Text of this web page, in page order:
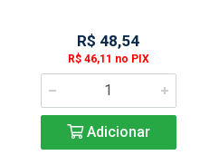
R$ 48,54
R$ 46,11 no PIX
Adicionar